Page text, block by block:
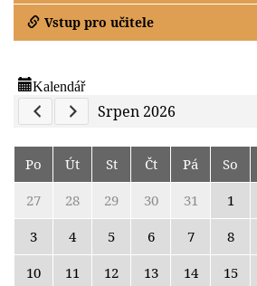
Vstup pro učitele
Kalendář
Previous Calendar
Next Calendar
Srpen 2026
Po Út St Čt Pá So
27
28 29 30 31 1
3
4 5 6 7 8
10
11 12 13 14 15